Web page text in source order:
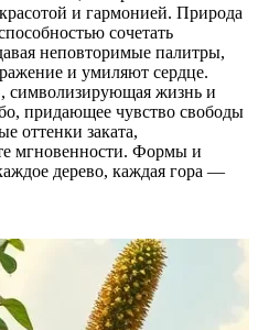
и гармонией. Природа
сочетать
неповторимые палитры,
и умиляют сердце.
символизирующая жизнь и
придающее чувство свободы
оттенки заката,
мгновенности. Формы и
дерево, каждая гора —